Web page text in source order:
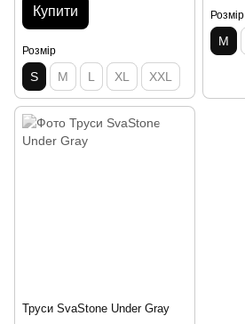
Купити
Розмір
S M L XL XXL
Розмір
M
Труси SvaStone Under Gray